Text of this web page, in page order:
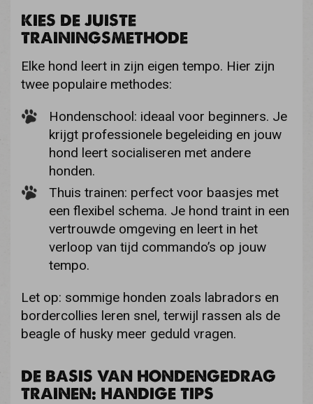
KIES DE JUISTE
TRAININGSMETHODE
Elke hond leert in zijn eigen tempo. Hier zijn
twee populaire methodes:
Hondenschool: ideaal voor beginners. Je
krijgt professionele begeleiding en jouw
hond leert socialiseren met andere
honden.
Thuis trainen: perfect voor baasjes met
een flexibel schema. Je hond traint in een
vertrouwde omgeving en leert in het
verloop van tijd commando’s op jouw
tempo.
Let op: sommige honden zoals labradors en
bordercollies leren snel, terwijl rassen als de
beagle of husky meer geduld vragen.
DE BASIS VAN HONDENGEDRAG
TRAINEN: HANDIGE TIPS